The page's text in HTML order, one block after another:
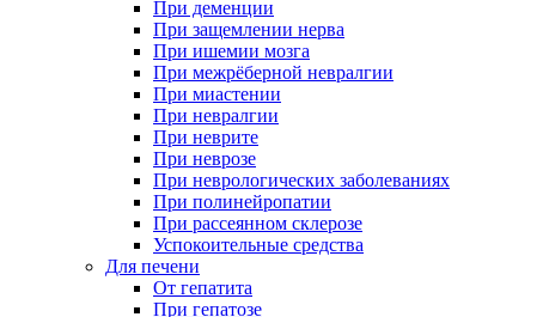
При деменции
При защемлении нерва
При ишемии мозга
При межрёберной невралгии
При миастении
При невралгии
При неврите
При неврозе
При неврологических заболеваниях
При полинейропатии
При рассеянном склерозе
Успокоительные средства
Для печени
От гепатита
При гепатозе